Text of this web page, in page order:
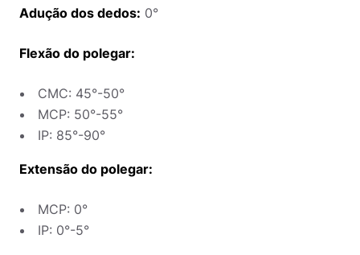
Adução dos dedos: 0°
Flexão do polegar:
CMC: 45°-50°
MCP: 50°-55°
IP: 85°-90°
Extensão do polegar:
MCP: 0°
IP: 0°-5°